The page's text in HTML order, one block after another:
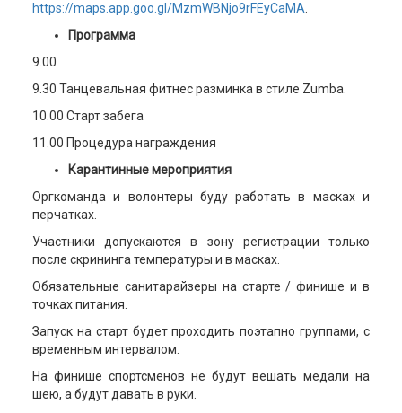
https://maps.app.goo.gl/MzmWBNjo9rFEyCaMA
Программа
9.00
9.30 Танцевальная фитнес разминка в стиле Zumba.
10.00 Старт забега
11.00 Процедура награждения
Карантинные мероприятия
Оргкоманда и волонтеры буду работать в масках и
перчатках.
Участники допускаются в зону регистрации только
после скрининга температуры и в масках.
Обязательные санитарайзеры на старте / финише и в
точках питания.
Запуск на старт будет проходить поэтапно группами, с
временным интервалом.
На финише спортсменов не будут вешать медали на
шею, а будут давать в руки.